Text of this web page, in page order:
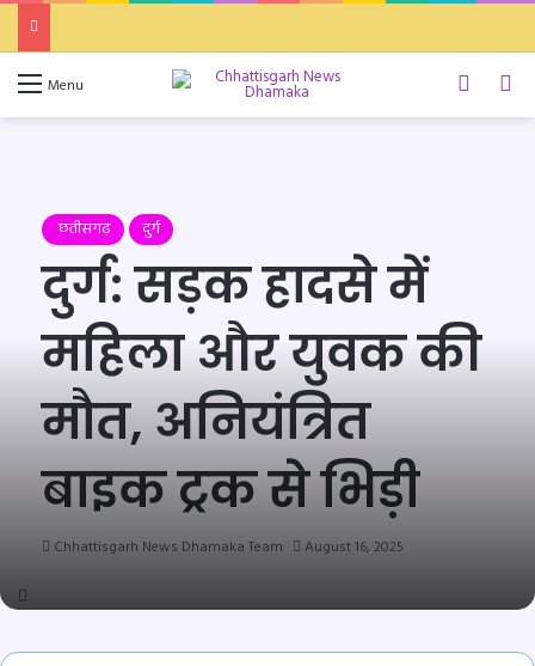
Menu
छतीसगढ़ दुर्ग
दुर्ग: सड़क हादसे में
महिला और युवक की
मौत, अनियंत्रित
बाइक ट्रक से भिड़ी
Chhattisgarh News Dhamaka Team August 16, 2025